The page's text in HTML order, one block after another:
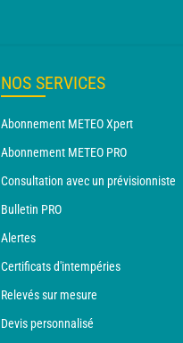
NOS SERVICES
Abonnement METEO Xpert
Abonnement METEO PRO
Consultation avec un prévisionniste
Bulletin PRO
Alertes
Certificats d'intempéries
Relevés sur mesure
Devis personnalisé